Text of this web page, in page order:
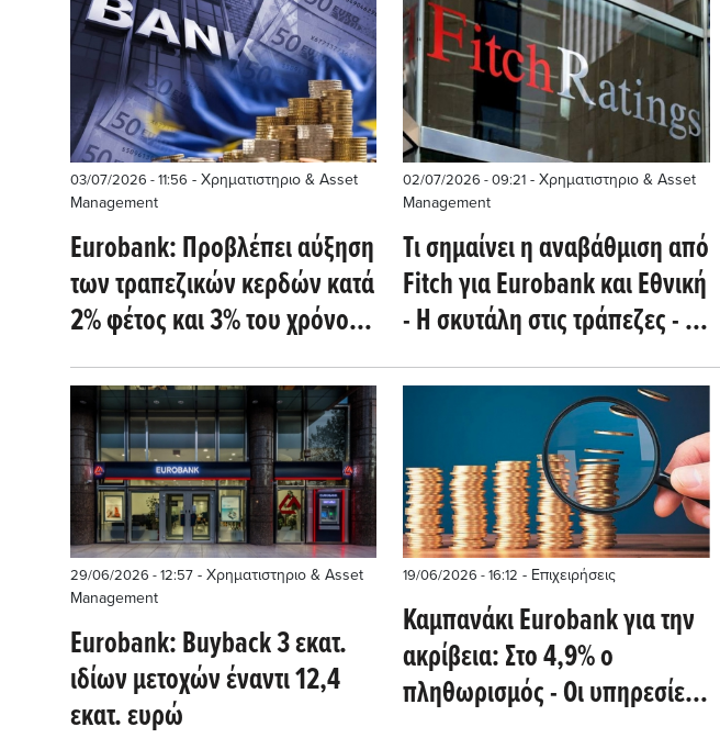
03/07/2026 - 11:56 - Χρηματιστηριο & Asset
Management
Eurobank: Προβλέπει αύξηση
των τραπεζικών κερδών κατά
2% φέτος και 3% του χρόνου -
Οι νέοι στόχοι
02/07/2026 - 09:21 - Χρηματιστηριο & Asset
Management
Tι σημαίνει η αναβάθμιση από
Fitch για Eurobank και Εθνική
- Η σκυτάλη στις τράπεζες - Σε
αναμονή ο αγορές
29/06/2026 - 12:57 - Χρηματιστηριο & Asset
Management
Eurobank: Buyback 3 εκατ.
ιδίων μετοχών έναντι 12,4
εκατ. ευρώ
19/06/2026 - 16:12 - Επιχειρήσεις
Καμπανάκι Eurobank για την
ακρίβεια: Στο 4,9% ο
πληθωρισμός - Οι υπηρεσίες